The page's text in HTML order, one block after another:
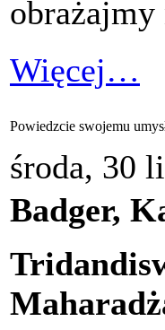
Więcej…
Powiedzcie swojemu
środa, 30
Badger,